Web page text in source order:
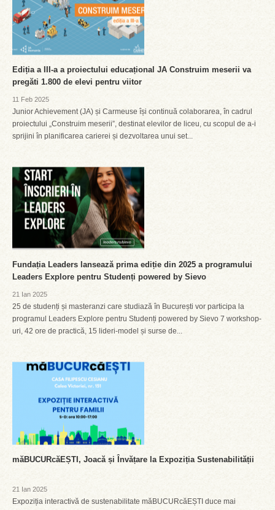
Ediția a III-a a proiectului educațional JA Construim meserii va
pregăti 1.800 de elevi pentru viitor
11 Feb 2025
Junior Achievement (JA) și Carmeuse își continuă colaborarea, în cadrul
proiectului „Construim meserii”, destinat elevilor de liceu, cu scopul de a-i
sprijini în planificarea carierei și dezvoltarea unui set...
Fundația Leaders lansează prima ediție din 2025 a programului
Leaders Explore pentru Studenți powered by Sievo
21 Ian 2025
25 de studenți și masteranzi care studiază în București vor participa la
programul Leaders Explore pentru Studenți powered by Sievo 7 workshop-
uri, 42 ore de practică, 15 lideri-model și surse de...
măBUCURcăEȘTI, Joacă și Învățare la Expoziția Sustenabilității
21 Ian 2025
Expoziția interactivă de sustenabilitate măBUCURcăEȘTI duce mai